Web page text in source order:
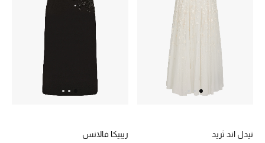
حقائب رجالية
العناية الشخصية بالرجال
صُممت للرجال
نيدل اند ثريد
ريبيكا فالانس